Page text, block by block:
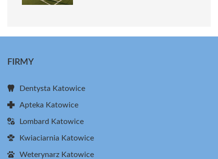
FIRMY
Dentysta Katowice
Apteka Katowice
Lombard Katowice
Kwiaciarnia Katowice
Weterynarz Katowice